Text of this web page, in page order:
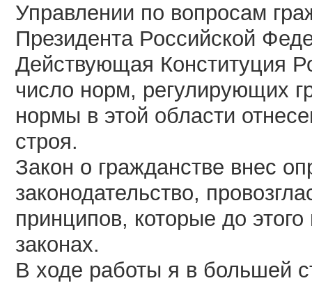
Управлении по вопросам
Президента Российской
Действующая Конституция
число норм, регулирующих
нормы в этой области
строя.
Закон о гражданстве внес
законодательство,
принципов, которые до
законах.
В ходе работы я в большей